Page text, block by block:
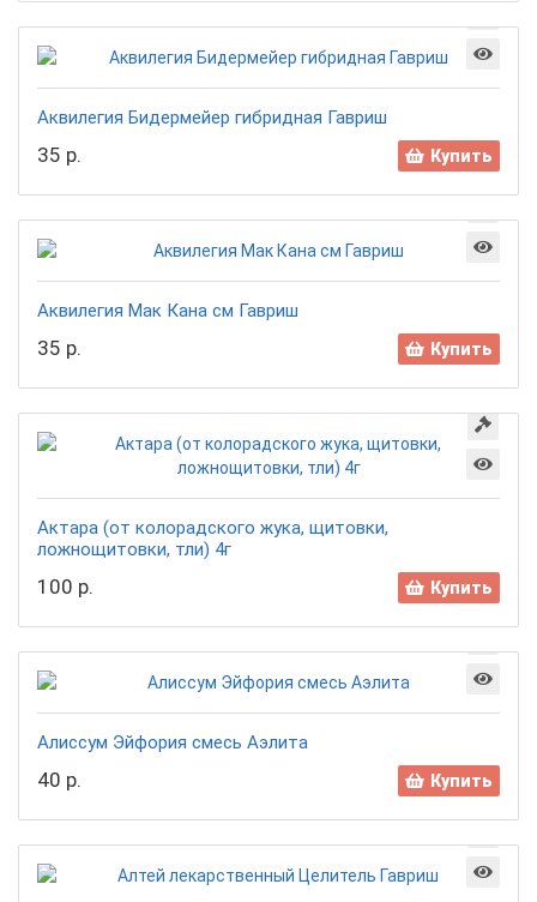
Аквилегия Бидермейер гибридная Гавриш
35 р. Купить
Аквилегия Мак Кана см Гавриш
35 р. Купить
Актара (от колорадского жука, щитовки,
ложнощитовки, тли) 4г
100 р. Купить
Алиссум Эйфория смесь Аэлита
40 р. Купить